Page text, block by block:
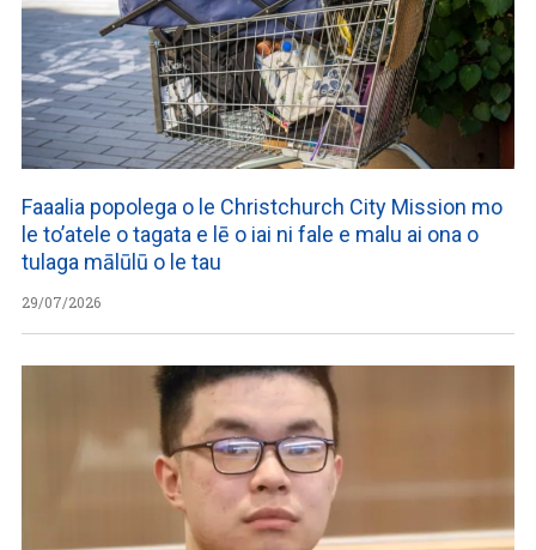
Faaalia popolega o le Christchurch City Mission mo
le to’atele o tagata e lē o iai ni fale e malu ai ona o
tulaga mālūlū o le tau
29/07/2026